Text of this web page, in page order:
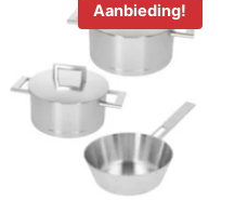
Aanbieding!